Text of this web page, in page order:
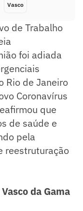
Vasco
de Trabalho
foi adiada
Rio de Janeiro
Coronavírus
que
de saúde e
pela
reestruturação
da Gama